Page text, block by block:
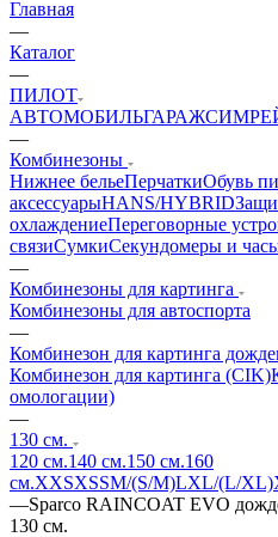
Главная
—
Каталог
—
ПИЛОТ
АВТОМОБИЛЬГАРАЖ
—
Комбинезоны
Нижнее бельеПерчаткиОбувь
аксессуарыHANS/HYBRID
охлаждениеПереговорные
связиСумкиСекундомеры и
—
Комбинезоны для картинга
Комбинезоны для автоспорта
—
Комбинезон для картинга
Комбинезон для картинга (CIK)
омологации)
—
130 см.
120 см.140 см.150 см.160
см.XXSXSSM/(S/M)LXL/(L/XL)
—Sparco RAINCOAT EVO
130 см.